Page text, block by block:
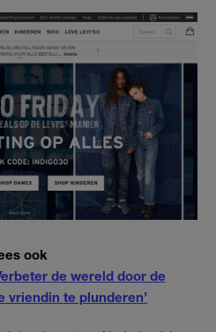
ook
de wereld door de
vriendin te plunderen’